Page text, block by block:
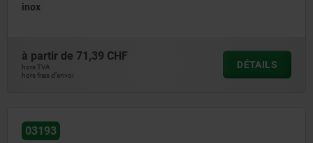
inox
à partir de 71,39 CHF
hors TVA
hors frais d’envoi
DÉTAILS
03193